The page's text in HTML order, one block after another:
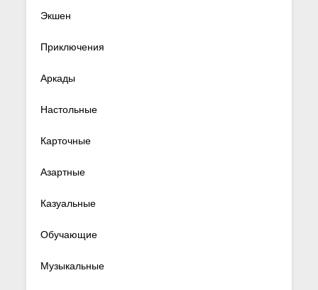
Экшен
Приключения
Аркады
Настольные
Карточные
Азартные
Казуальные
Обучающие
Музыкальные